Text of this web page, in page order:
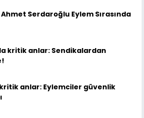
Ahmet Serdaroğlu Eylem Sırasında
kritik anlar: Sendikalardan
anlar: Eylemciler güvenlik